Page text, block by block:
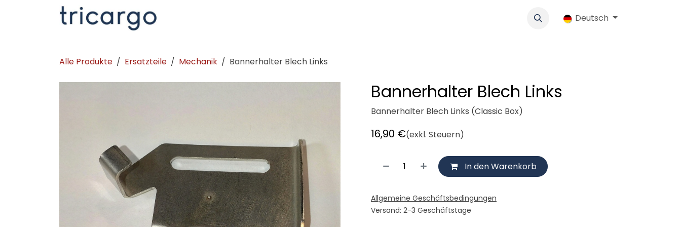
Zum Inhalt springen
Genossenschaft Jobs Ersatzteile-Shop
Deutsch
Alle Produkte Ersatzteile Mechanik Bannerhalter Blech Links
Bannerhalter Blech Links
Bannerhalter Blech Links (Classic Box)
16,90 €(exkl. Steuern)
In den Warenkorb
Allgemeine Geschäftsbedingungen
Versand: 2-3 Geschäftstage